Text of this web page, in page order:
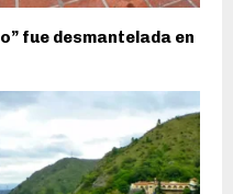
fue desmantelada en